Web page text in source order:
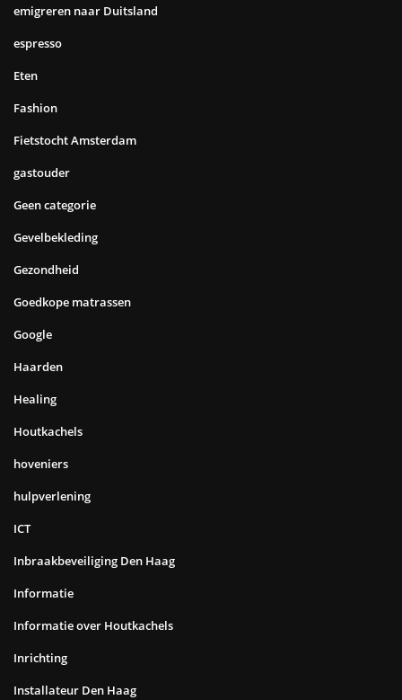
emigreren naar Duitsland
espresso
Eten
Fashion
Fietstocht Amsterdam
gastouder
Geen categorie
Gevelbekleding
Gezondheid
Goedkope matrassen
Google
Haarden
Healing
Houtkachels
hoveniers
hulpverlening
ICT
Inbraakbeveiliging Den Haag
Informatie
Informatie over Houtkachels
Inrichting
Installateur Den Haag